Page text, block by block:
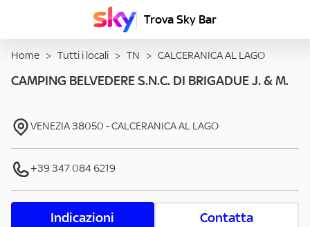
Trova Sky Bar
Home > Tutti i locali > TN > CALCERANICA AL LAGO
CAMPING BELVEDERE S.N.C. DI BRIGADUE J. & M.
VENEZIA38050 -CALCERANICA AL LAGO
+39 347 084 6219
Indicazioni Contatta